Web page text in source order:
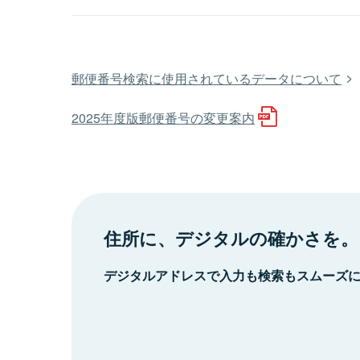
郵便番号検索に使用されているデータについて
2025年度版郵便番号の変更案内
住所に、デジタルの確かさを。
デジタルアドレスで入力も検索もスムーズ